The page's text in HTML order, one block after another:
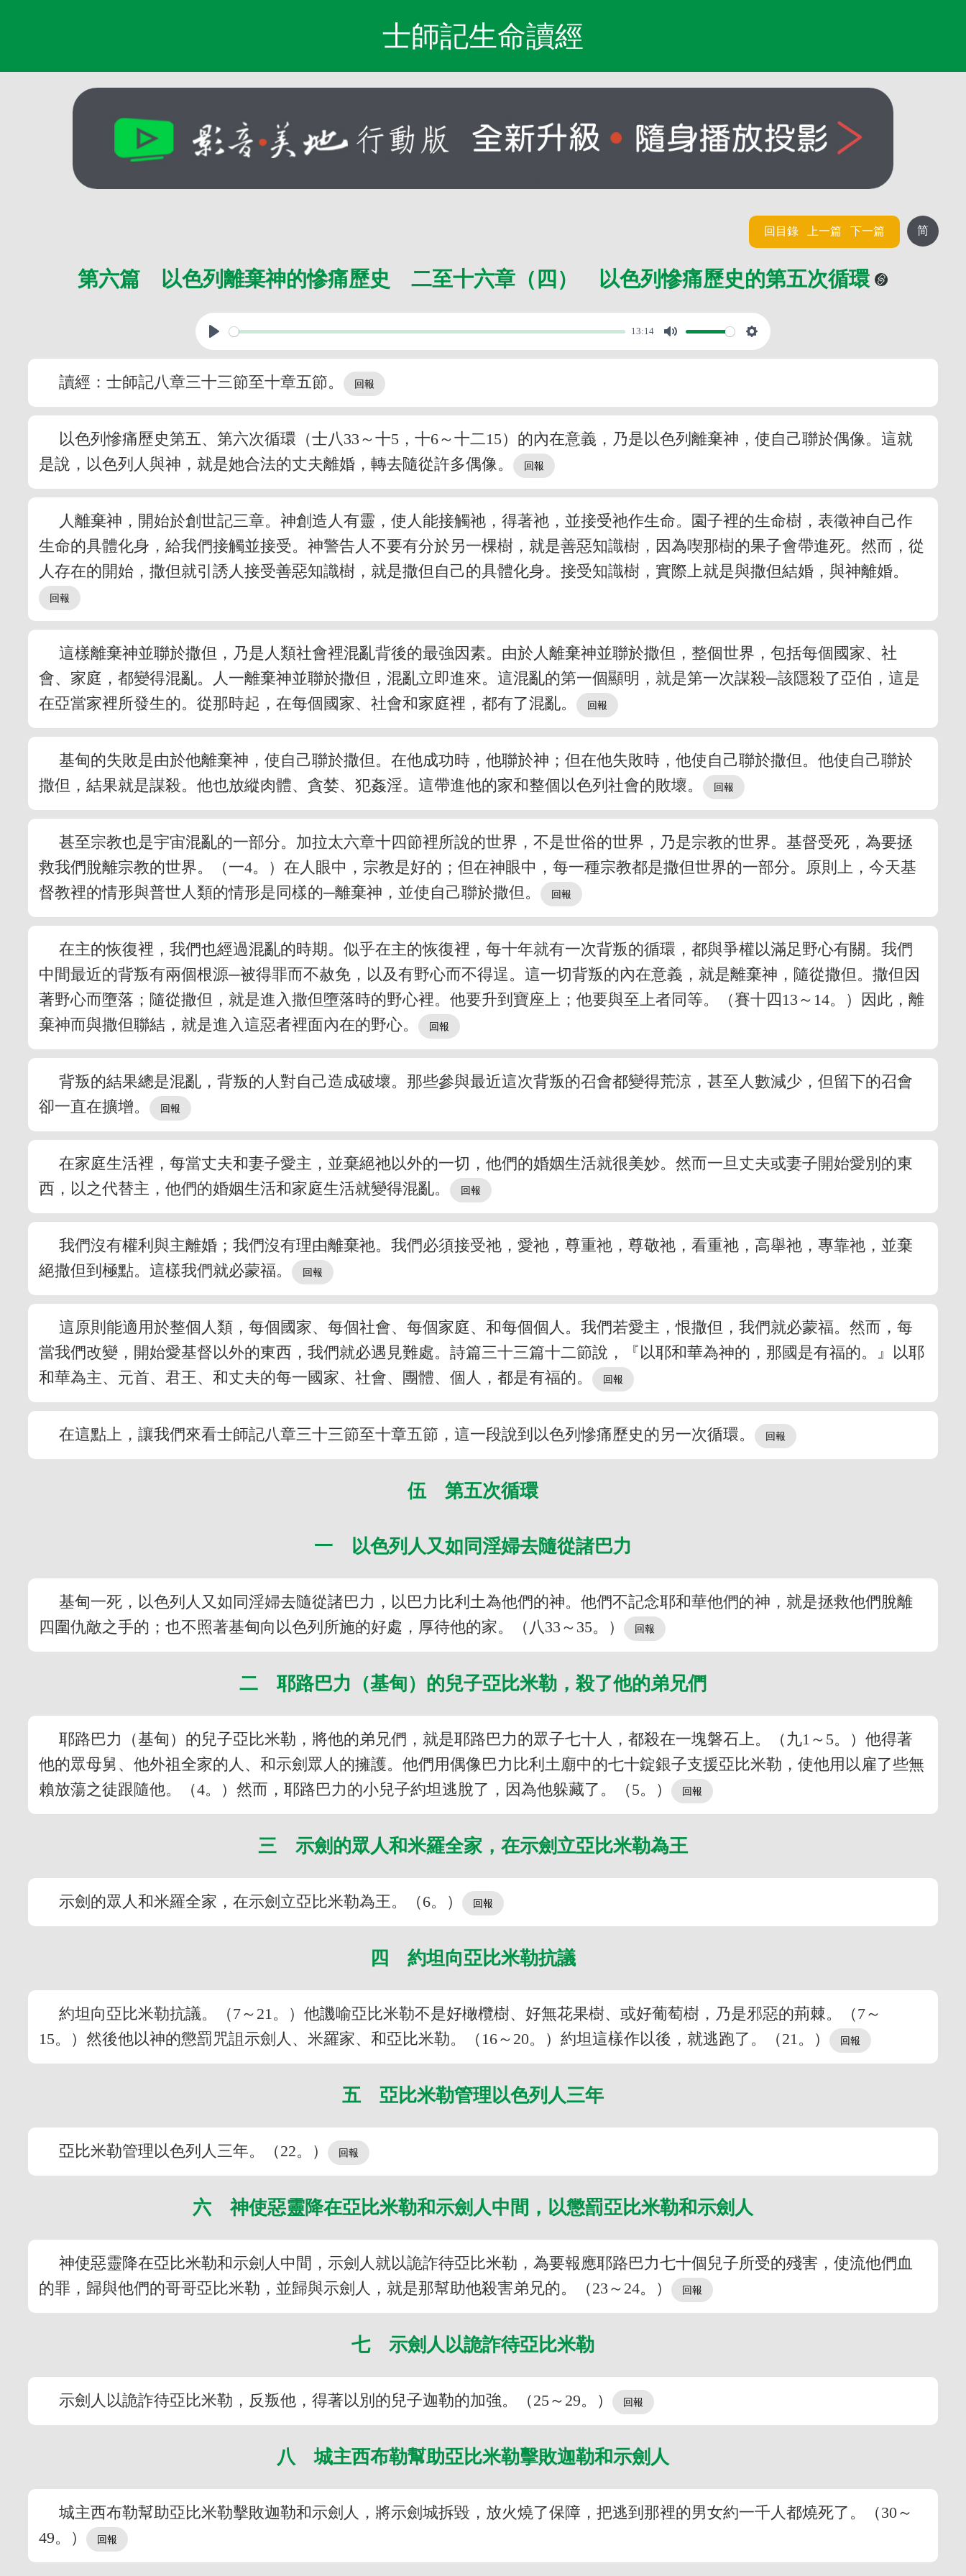
士師記生命讀經
简
回目錄 上一篇 下一篇
第六篇 以色列離棄神的慘痛歷史 二至十六章（四） 以色列慘痛歷史的第五次循環
13:14
讀經：士師記八章三十三節至十章五節。
以色列慘痛歷史第五、第六次循環（士八33～十5，十6～十二15）的內在意義，乃是以色列離棄神，使自己聯於偶像。這就
是說，以色列人與神，就是她合法的丈夫離婚，轉去隨從許多偶像。
人離棄神，開始於創世記三章。神創造人有靈，使人能接觸祂，得著祂，並接受祂作生命。園子裡的生命樹，表徵神自己作
生命的具體化身，給我們接觸並接受。神警告人不要有分於另一棵樹，就是善惡知識樹，因為喫那樹的果子會帶進死。然而，從
人存在的開始，撒但就引誘人接受善惡知識樹，就是撒但自己的具體化身。接受知識樹，實際上就是與撒但結婚，與神離婚。
這樣離棄神並聯於撒但，乃是人類社會裡混亂背後的最強因素。由於人離棄神並聯於撒但，整個世界，包括每個國家、社
會、家庭，都變得混亂。人一離棄神並聯於撒但，混亂立即進來。這混亂的第一個顯明，就是第一次謀殺─該隱殺了亞伯，這是
在亞當家裡所發生的。從那時起，在每個國家、社會和家庭裡，都有了混亂。
基甸的失敗是由於他離棄神，使自己聯於撒但。在他成功時，他聯於神；但在他失敗時，他使自己聯於撒但。他使自己聯於
撒但，結果就是謀殺。他也放縱肉體、貪婪、犯姦淫。這帶進他的家和整個以色列社會的敗壞。
甚至宗教也是宇宙混亂的一部分。加拉太六章十四節裡所說的世界，不是世俗的世界，乃是宗教的世界。基督受死，為要拯
救我們脫離宗教的世界。（一4。）在人眼中，宗教是好的；但在神眼中，每一種宗教都是撒但世界的一部分。原則上，今天基
督教裡的情形與普世人類的情形是同樣的─離棄神，並使自己聯於撒但。
在主的恢復裡，我們也經過混亂的時期。似乎在主的恢復裡，每十年就有一次背叛的循環，都與爭權以滿足野心有關。我們
中間最近的背叛有兩個根源─被得罪而不赦免，以及有野心而不得逞。這一切背叛的內在意義，就是離棄神，隨從撒但。撒但因
著野心而墮落；隨從撒但，就是進入撒但墮落時的野心裡。他要升到寶座上；他要與至上者同等。（賽十四13～14。）因此，離
棄神而與撒但聯結，就是進入這惡者裡面內在的野心。
背叛的結果總是混亂，背叛的人對自己造成破壞。那些參與最近這次背叛的召會都變得荒涼，甚至人數減少，但留下的召會
卻一直在擴增。
在家庭生活裡，每當丈夫和妻子愛主，並棄絕祂以外的一切，他們的婚姻生活就很美妙。然而一旦丈夫或妻子開始愛別的東
西，以之代替主，他們的婚姻生活和家庭生活就變得混亂。
我們沒有權利與主離婚；我們沒有理由離棄祂。我們必須接受祂，愛祂，尊重祂，尊敬祂，看重祂，高舉祂，專靠祂，並棄
絕撒但到極點。這樣我們就必蒙福。
這原則能適用於整個人類，每個國家、每個社會、每個家庭、和每個個人。我們若愛主，恨撒但，我們就必蒙福。然而，每
當我們改變，開始愛基督以外的東西，我們就必遇見難處。詩篇三十三篇十二節說，『以耶和華為神的，那國是有福的。』以耶
和華為主、元首、君王、和丈夫的每一國家、社會、團體、個人，都是有福的。
在這點上，讓我們來看士師記八章三十三節至十章五節，這一段說到以色列慘痛歷史的另一次循環。
伍 第五次循環
一 以色列人又如同淫婦去隨從諸巴力
基甸一死，以色列人又如同淫婦去隨從諸巴力，以巴力比利土為他們的神。他們不記念耶和華他們的神，就是拯救他們脫離
四圍仇敵之手的；也不照著基甸向以色列所施的好處，厚待他的家。（八33～35。）
二 耶路巴力（基甸）的兒子亞比米勒，殺了他的弟兄們
耶路巴力（基甸）的兒子亞比米勒，將他的弟兄們，就是耶路巴力的眾子七十人，都殺在一塊磐石上。（九1～5。）他得著
他的眾母舅、他外祖全家的人、和示劍眾人的擁護。他們用偶像巴力比利土廟中的七十錠銀子支援亞比米勒，使他用以雇了些無
賴放蕩之徒跟隨他。（4。）然而，耶路巴力的小兒子約坦逃脫了，因為他躲藏了。（5。）
三 示劍的眾人和米羅全家，在示劍立亞比米勒為王
示劍的眾人和米羅全家，在示劍立亞比米勒為王。（6。）
四 約坦向亞比米勒抗議
約坦向亞比米勒抗議。（7～21。）他譏喻亞比米勒不是好橄欖樹、好無花果樹、或好葡萄樹，乃是邪惡的荊棘。（7～
15。）然後他以神的懲罰咒詛示劍人、米羅家、和亞比米勒。（16～20。）約坦這樣作以後，就逃跑了。（21。）
五 亞比米勒管理以色列人三年
亞比米勒管理以色列人三年。（22。）
六 神使惡靈降在亞比米勒和示劍人中間，以懲罰亞比米勒和示劍人
神使惡靈降在亞比米勒和示劍人中間，示劍人就以詭詐待亞比米勒，為要報應耶路巴力七十個兒子所受的殘害，使流他們血
的罪，歸與他們的哥哥亞比米勒，並歸與示劍人，就是那幫助他殺害弟兄的。（23～24。）
七 示劍人以詭詐待亞比米勒
示劍人以詭詐待亞比米勒，反叛他，得著以別的兒子迦勒的加強。（25～29。）
八 城主西布勒幫助亞比米勒擊敗迦勒和示劍人
城主西布勒幫助亞比米勒擊敗迦勒和示劍人，將示劍城拆毀，放火燒了保障，把逃到那裡的男女約一千人都燒死了。（30～
49。）